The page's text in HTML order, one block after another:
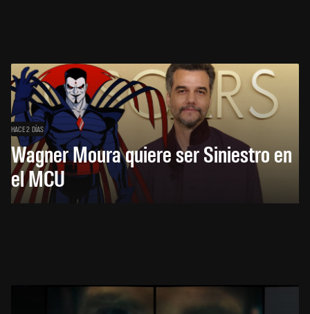
HACE 2 DÍAS
Wagner Moura quiere ser Siniestro en
el MCU